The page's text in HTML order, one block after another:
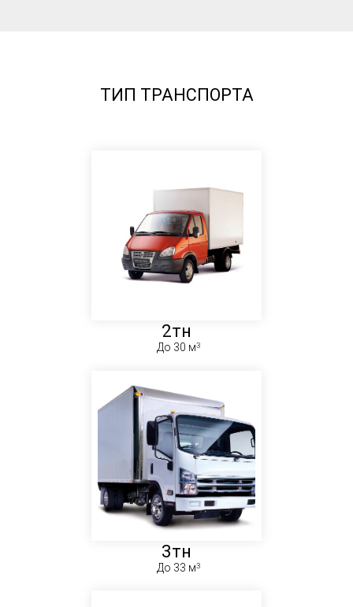
ТИП ТРАНСПОРТА
2тн
До 30 м
3тн
До 33 м